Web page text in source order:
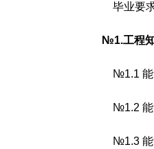
毕业要
№1.工程
№1.1
№1.2
№1.3